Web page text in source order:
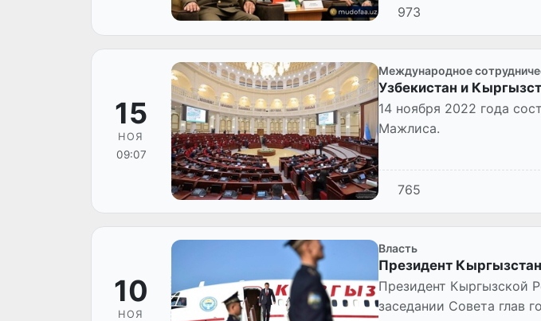
973
15
НОЯ
09:07
Международное
Узбекистан и
14 ноября 2022 года
Мажлиса.
765
10
НОЯ
Власть
Президент
Президент Кыргызской
заседании Совета глав